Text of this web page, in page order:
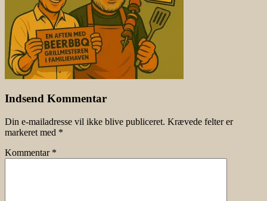
Indsend Kommentar
Din e-mailadresse vil ikke blive publiceret. Krævede felter er
markeret med *
Kommentar *